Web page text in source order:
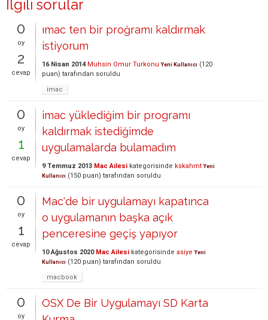
İlgili sorular
0
oy
2
cevap
ımac ten bir proğramı kaldırmak
istiyorum
16 Nisan 2014 Muhsin Omur Turkonu Yeni Kullanıcı (120
puan) tarafından soruldu
imac
0
oy
1
cevap
imac yüklediğim bir programı
kaldırmak istediğimde
uygulamalarda bulamadım
9 Temmuz 2013 Mac Ailesi kategorisinde kskahmt Yeni
Kullanıcı (150 puan) tarafından soruldu
0
oy
1
cevap
Mac'de bir uygulamayı kapatınca
o uygulamanın başka açık
penceresine geçiş yapıyor
10 Ağustos 2020 Mac Ailesi kategorisinde asiye Yeni
Kullanıcı (120 puan) tarafından soruldu
macbook
0
oy
OSX De Bir Uygulamayı SD Karta